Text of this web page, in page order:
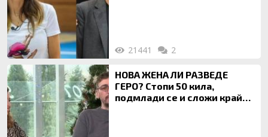
21441 2
НОВА ЖЕНА ЛИ РАЗВЕДЕ
ГЕРО? Стопи 50 кила,
подмлади се и сложи край